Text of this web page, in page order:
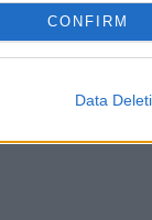
CONFIRM
Data
ΔΙΑΦΗΜΙΣΗ